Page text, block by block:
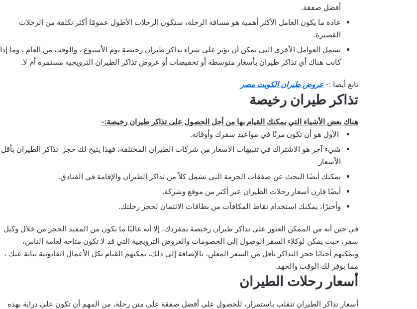
أفضل صفقة.
عادة ما يكون العامل الأكثر أهمية هو مسافة الرحلة، ستكون الرحلات الأطول عمومًا أكثر تكلفة من الرحلات
القصيرة.
تشمل العوامل الأخرى التي يمكن أن تؤثر على شراء تذاكر طيران رخيصة يوم الأسبوع ، والوقت من العام ، وما إذا
كانت هناك أي تذاكر طيران بأسعار متوسطة أو تخفيضات أو عروض تذاكر الطيران الترويجية مستمرة أم لا.
تابع أيضا :- عروض طيران الكويت مصر
تذاكر طيران رخيصة
هناك بعض الأشياء التي يمكنك القيام بها من أجل الحصول على تذاكر طيران رخيصة:-
الأول هو أن تكون مرنًا في مواعيد سفرك وأوقاته.
شيء آخر هو الاشتراك في تنبيهات الأسعار من شركات الطيران المختلفة، فهذا يتيح لك حجز تذاكر الطيران بأقل
الأسعار
يمكنك أيضًا البحث عن صفقات الحزمة التي تشمل كلاً من تذاكر الطيران والإقامة في الفنادق.
أيضًا قارن أسعار رحلات الطيران عبر أكثر من موقع وشركة.
وأخيرًا، يمكنك استخدام نقاط المكافآت من بطاقات الائتمان لحجز رحلتك.
في حين أنه من الممكن العثور على تذاكر طيران رخيصة بمفردك، إلا أنه غالبًا ما يكون من المفيد الحجز من خلال وكيل
سفر، حيث يمكن لوكلاء السفر الوصول إلى الخصومات والعروض الترويجية التي قد لا تكون متاحة لعامة الناس،
ويمكنهم أحيانًا حجز التذاكر بأقل من السعر المعلن، بالإضافة إلى ذلك، يمكنهم القيام بكل الأعمال القانونية نيابة عنك ،
مما يوفر لك الوقت والجهد.
أسعار رحلات الطيران
أسعار تذاكر الطيران تتقلب باستمرار، للحصول على أفضل صفقة على متن رحلة، من المهم أن تكون على دراية بهذه